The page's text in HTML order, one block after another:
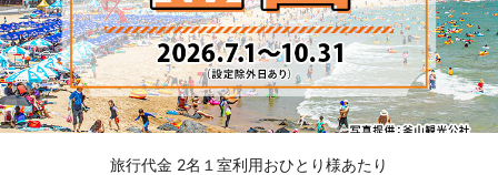
旅行代金 2名１室利用おひとり様あたり